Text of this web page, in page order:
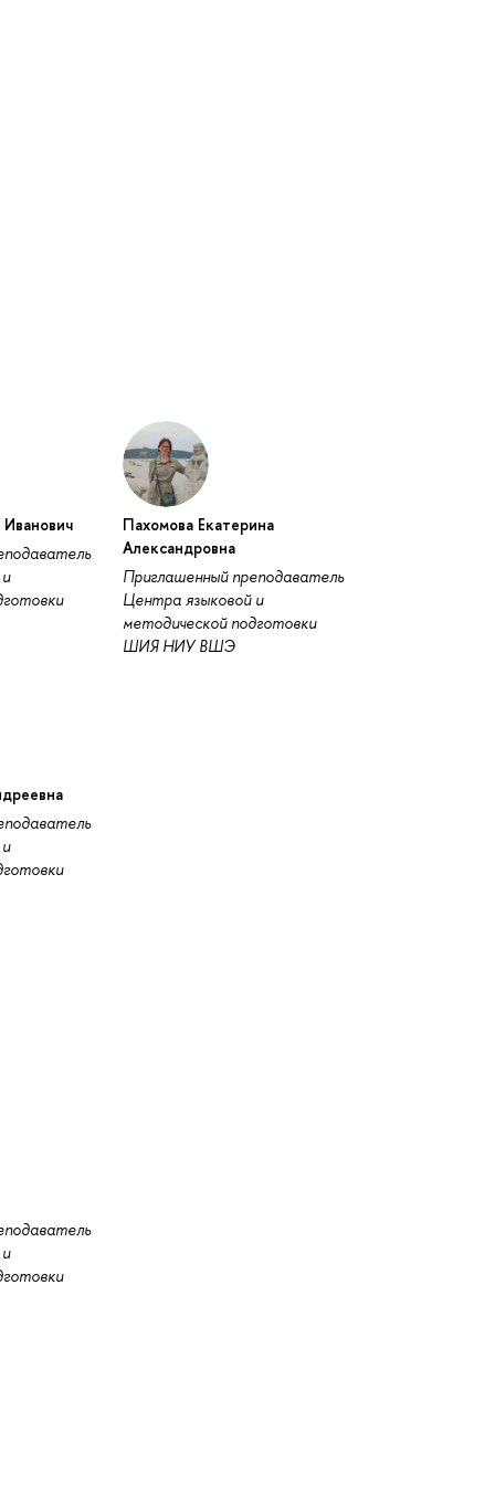
Пахомова Екатерина
Александровна
Приглашенный преподаватель
Центра языковой и
методической подготовки
ШИЯ НИУ ВШЭ